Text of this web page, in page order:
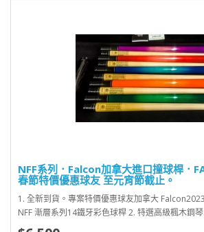
NFF系列．Falcon加拿大進口撞球桿．
春節特價優惠球友 至元宵節截止。
1. 全新到貨。專案特價優惠球友加拿大
NFF 漸層系列14鐵牙彩色球桿 2. 特選高級楓木鋼